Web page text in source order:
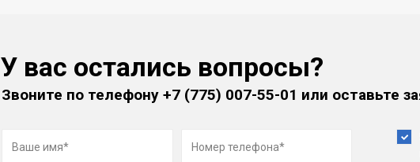
У вас остались вопросы?
Звоните по телефону+7 (775) 007-55-01 или оставьте